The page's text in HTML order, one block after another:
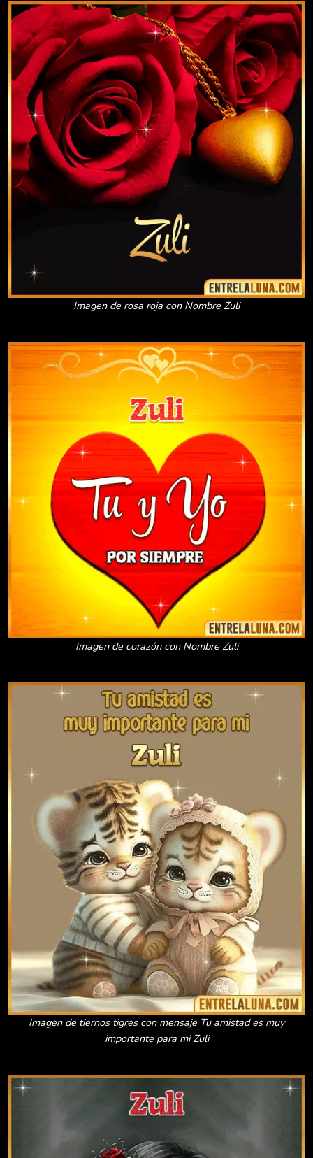
Imagen de rosa roja con Nombre Zuli
Imagen de corazón con Nombre Zuli
Imagen de tiernos tigres con mensaje Tu amistad es muy
importante para mi Zuli